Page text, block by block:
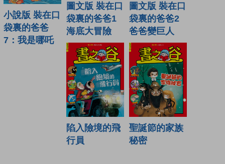
小說版 裝在口
袋裏的爸爸
7：我是哪吒
圖文版 裝在口
袋裏的爸爸1
海底大冒險
圖文版 裝在口
袋裏的爸爸2
爸爸變巨人
陷入險境的飛
行員
聖誕節的家族
秘密